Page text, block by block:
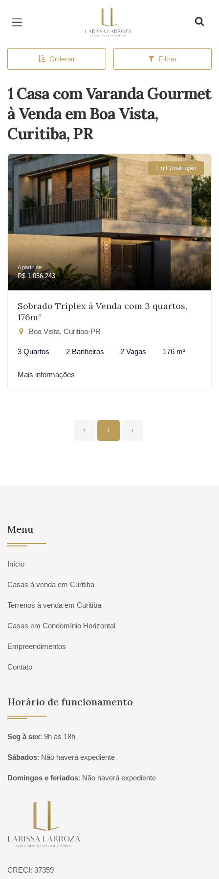
Ordenar Filtrar
1 Casa com Varanda Gourmet
à Venda em Boa Vista,
Curitiba, PR
Em Construção
A partir de:
R$ 1.056.243
Sobrado Triplex à Venda com 3 quartos,
176m²
Boa Vista, Curitiba-PR
3 Quartos 2 Banheiros 2 Vagas 176 m²
Mais informações
‹ 1 ›
Menu
Início
Casas à venda em Curitiba
Terrenos à venda em Curitiba
Casas em Condomínio Horizontal
Empreendimentos
Contato
Horário de funcionamento
Seg à sex: 9h às 18h
Sábados: Não haverá expediente
Domingos e feriados: Não haverá expediente
CRECI: 37359